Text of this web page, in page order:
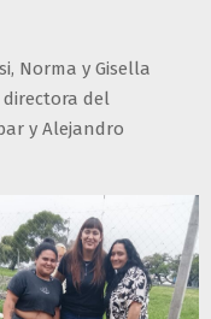
Norma y Gisella
del
y Alejandro